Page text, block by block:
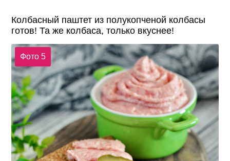
Колбасный паштет из полукопченой колбасы
готов! Та же колбаса, только вкуснее!
Фото 5